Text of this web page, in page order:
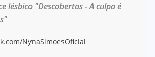
lésbico "Descobertas - A culpa é
NynaSimoesOficial